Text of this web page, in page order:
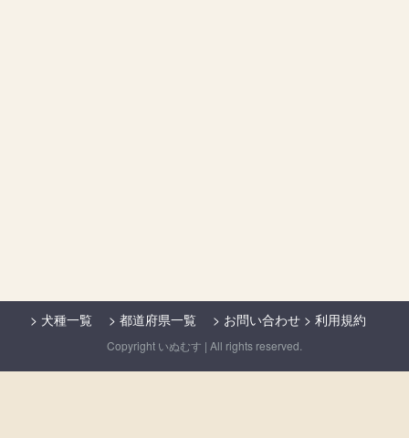
> 犬種一覧 > 都道府県一覧 > お問い合わせ > 利用規約
Copyright いぬむす | All rights reserved.